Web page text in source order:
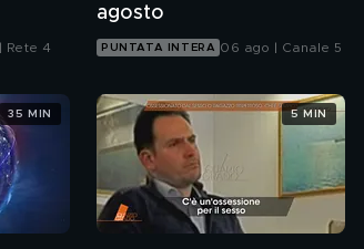
Rete 4
agosto
PUNTATA INTERA 06 ago | Canale 5
35 MIN 5 MIN